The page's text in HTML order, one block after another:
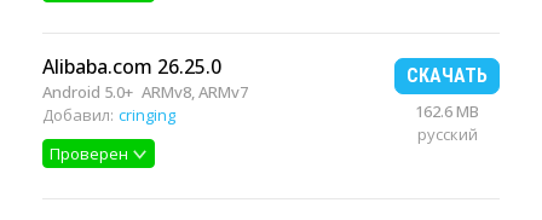
Alibaba.com 26.25.0
Android 5.0+ ARMv8, ARMv7
Добавил: cringing
Проверен
СКАЧАТЬ
162.6 MB
русский